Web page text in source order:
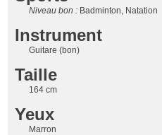
Niveau bon : Badminton, Natation
Instrument
Guitare (bon)
Taille
164 cm
Yeux
Marron